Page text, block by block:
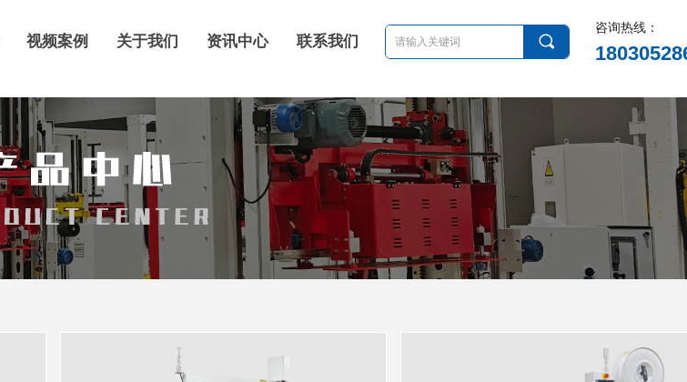
视频案例 关于我们 资讯中心 联系我们
咨询热线：
끠